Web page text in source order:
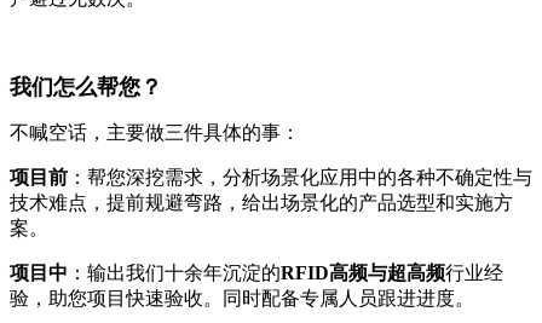
我们怎么帮您？
不喊空话，主要做三件具体的事：
项目前 ：帮您深挖需求，分析场景化应用中的各种不确定性与
技术难点，提前规避弯路，给出场景化的产品选型和实施方
案。
项目中 ：输出我们十余年沉淀的RFID高频与超高频行业经
验，助您项目快速验收。同时配备专属人员跟进进度。